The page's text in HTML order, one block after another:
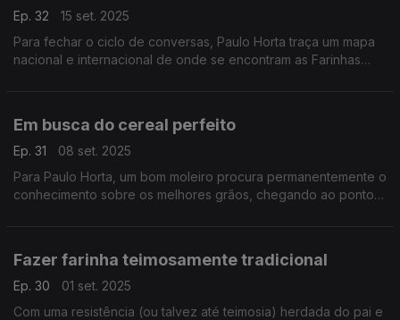
Ep. 32
15 set. 2025
Para fechar o ciclo de conversas, Paulo Horta traça um mapa
nacional e internacional de onde se encontram as Farinhas
Em busca do cereal perfeito
Ep. 31
08 set. 2025
Para Paulo Horta, um bom moleiro procura permanentemente o
conhecimento sobre os melhores grãos, chegando ao ponto
Fazer farinha teimosamente tradicional
Ep. 30
01 set. 2025
Com uma resistência (ou talvez até teimosia) herdada do pai e